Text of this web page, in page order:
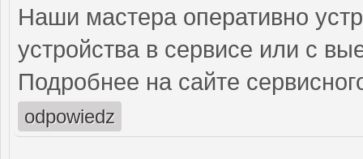
Наши мастера оперативно
устройства в сервисе или с
Подробнее на сайте
odpowiedz